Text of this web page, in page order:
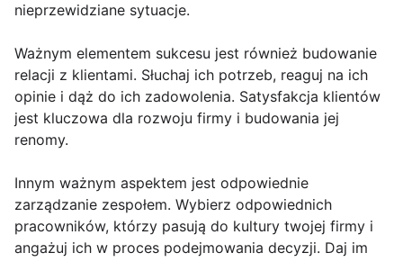
nieprzewidziane sytuacje.
Ważnym elementem sukcesu jest również budowanie
relacji z klientami. Słuchaj ich potrzeb, reaguj na ich
opinie i dąż do ich zadowolenia. Satysfakcja klientów
jest kluczowa dla rozwoju firmy i budowania jej
renomy.
Innym ważnym aspektem jest odpowiednie
zarządzanie zespołem. Wybierz odpowiednich
pracowników, którzy pasują do kultury twojej firmy i
angażuj ich w proces podejmowania decyzji. Daj im